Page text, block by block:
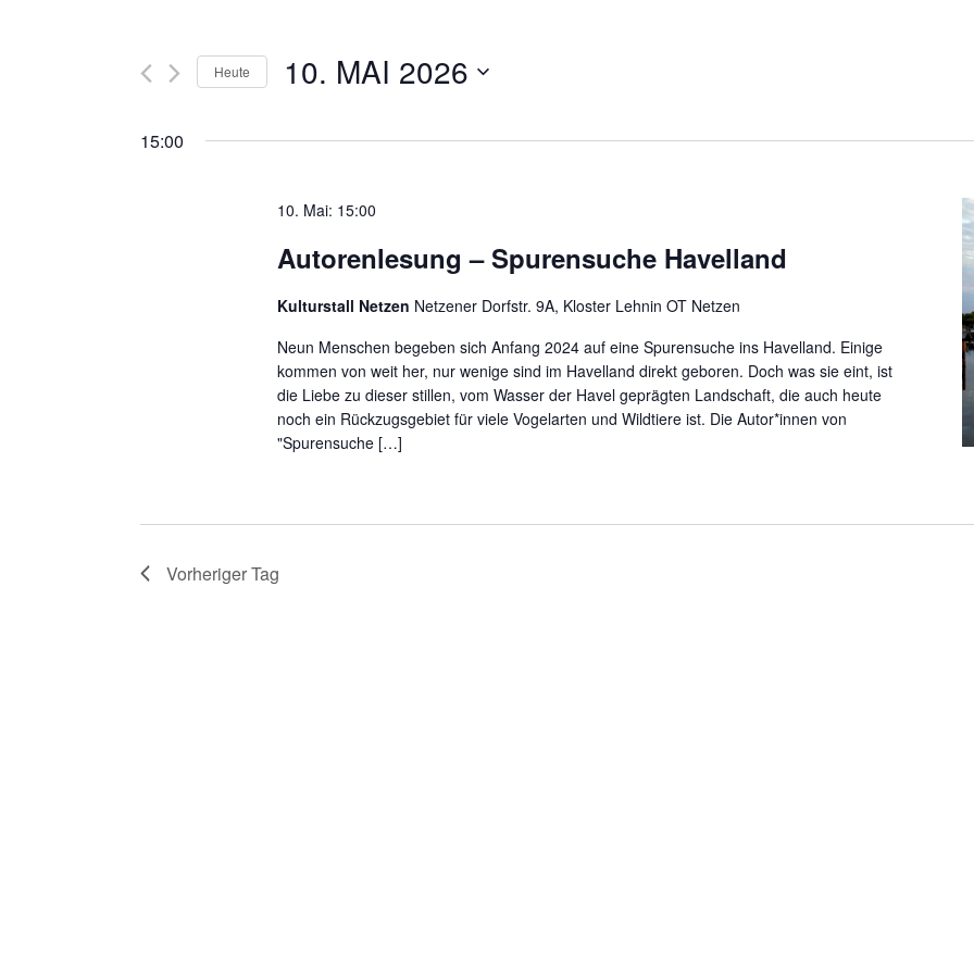
Heute 10. MAI 2026
wählen.
15:00
10. Mai: 15:00
Autorenlesung – Spurensuche Havelland
Kulturstall Netzen Netzener Dorfstr. 9A, Kloster Lehnin OT Netzen
Neun Menschen begeben sich Anfang 2024 auf eine Spurensuche ins Havelland. Einige
kommen von weit her, nur wenige sind im Havelland direkt geboren. Doch was sie eint, ist
die Liebe zu dieser stillen, vom Wasser der Havel geprägten Landschaft, die auch heute
noch ein Rückzugsgebiet für viele Vogelarten und Wildtiere ist. Die Autor*innen von
"Spurensuche […]
Vorheriger Tag